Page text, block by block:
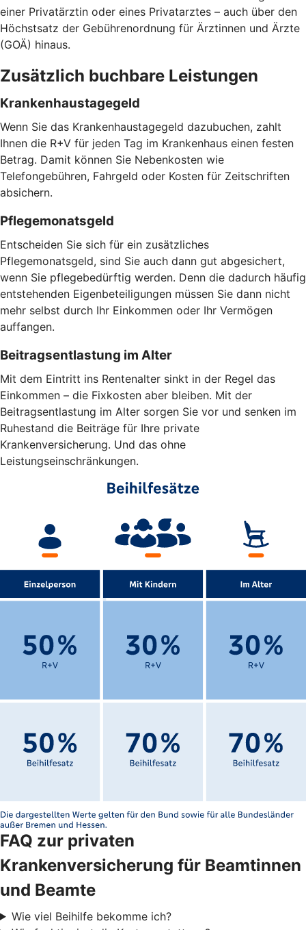
einer Privatärztin oder eines Privatarztes – auch über den
Höchstsatz der Gebührenordnung für Ärztinnen und Ärzte
(GOÄ) hinaus.
Zusätzlich buchbare Leistungen
Krankenhaustagegeld
Wenn Sie das Krankenhaustagegeld dazubuchen, zahlt
Ihnen die R+V für jeden Tag im Krankenhaus einen festen
Betrag. Damit können Sie Nebenkosten wie
Telefongebühren, Fahrgeld oder Kosten für Zeitschriften
absichern.
Pflegemonatsgeld
Entscheiden Sie sich für ein zusätzliches
Pflegemonatsgeld, sind Sie auch dann gut abgesichert,
wenn Sie pflegebedürftig werden. Denn die dadurch häufig
entstehenden Eigenbeteiligungen müssen Sie dann nicht
mehr selbst durch Ihr Einkommen oder Ihr Vermögen
auffangen.
Beitragsentlastung im Alter
Mit dem Eintritt ins Rentenalter sinkt in der Regel das
Einkommen – die Fixkosten aber bleiben. Mit der
Beitragsentlastung im Alter sorgen Sie vor und senken im
Ruhestand die Beiträge für Ihre private
Krankenversicherung. Und das ohne
Leistungseinschränkungen.
FAQ zur privaten
Krankenversicherung für Beamtinnen
und Beamte
Wie viel Beihilfe bekomme ich?